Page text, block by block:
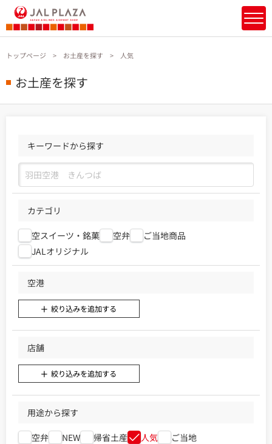
トップページ お土産を探す 人気
お土産を探す
キーワードから探す
カテゴリ
空スイーツ・銘菓 空弁
ご当地商品
JALオリジナル
空港
絞り込みを追加する
店舗
絞り込みを追加する
用途から探す
空弁 NEW 帰省土産 人気
ご当地